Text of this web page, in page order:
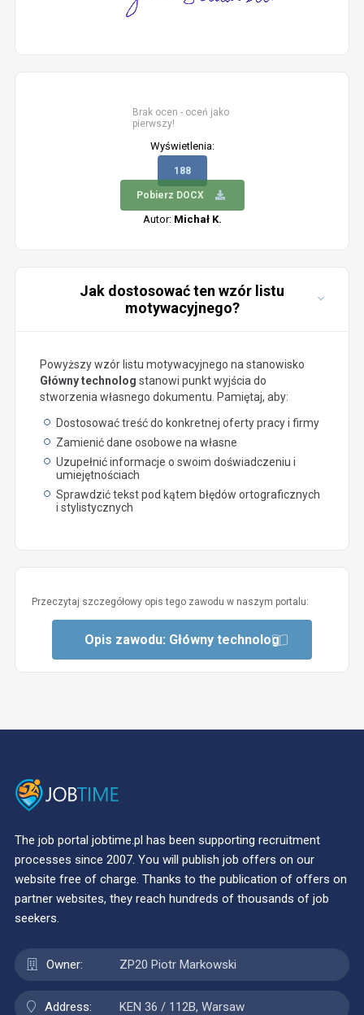
Brak ocen - oceń jako
pierwszy!
Wyświetlenia:
188
Pobierz DOCX
Autor: Michał K.
Jak dostosować ten wzór listu
motywacyjnego?
Powyższy wzór listu motywacyjnego na stanowisko
Główny technolog stanowi punkt wyjścia do
stworzenia własnego dokumentu. Pamiętaj, aby:
Dostosować treść do konkretnej oferty pracy i firmy
Zamienić dane osobowe na własne
Uzupełnić informacje o swoim doświadczeniu i
umiejętnościach
Sprawdzić tekst pod kątem błędów ortograficznych
i stylistycznych
Przeczytaj szczegółowy opis tego zawodu w naszym portalu:
Opis zawodu: Główny technolog
The job portal jobtime.pl has been supporting recruitment
processes since 2007. You will publish job offers on our
website free of charge. Thanks to the publication of offers on
partner websites, they reach hundreds of thousands of job
seekers.
Owner: ZP20 Piotr Markowski
Address: KEN 36 / 112B, Warsaw